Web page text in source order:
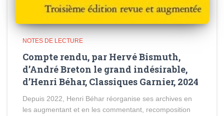
NOTES DE LECTURE
Compte rendu, par Hervé Bismuth,
d’André Breton le grand indésirable,
d’Henri Béhar, Classiques Garnier, 2024
Depuis 2022, Henri Béhar réorganise ses archives en
les augmentant et en les commentant, recomposition